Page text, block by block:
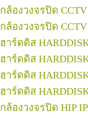
กล้องวงจรปิด
กล้องวงจรปิด
ฮาร์ดดิส
ฮาร์ดดิส
ฮาร์ดดิส
ฮาร์ดดิส
กล้องวงจรปิด HIP